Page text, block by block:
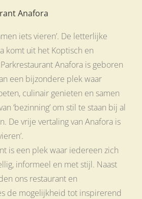
Anafora
iets vieren’. De letterlijke
komt uit het Koptisch en
Anafora is geboren
een bijzondere plek waar
culinair genieten en samen
‘bezinning’ om stil te staan bij al
De vrije vertaling van Anafora is
is een plek waar iedereen zich
informeel en met stijl. Naast
ons restaurant en
de mogelijkheid tot inspirerend